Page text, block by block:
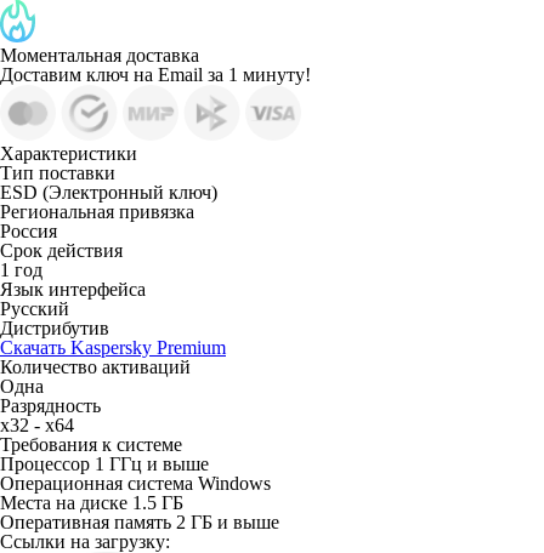
Моментальная доставка
Доставим ключ на Email за 1 минуту!
Характеристики
Тип поставки
ESD (Электронный ключ)
Региональная привязка
Россия
Срок действия
1 год
Язык интерфейса
Русский
Дистрибутив
Скачать Kaspersky Premium
Количество активаций
Одна
Разрядность
x32 - x64
Требования к системе
Процессор 1 ГГц и выше
Операционная система Windows
Места на диске 1.5 ГБ
Оперативная память 2 ГБ и выше
Ссылки на загрузку: